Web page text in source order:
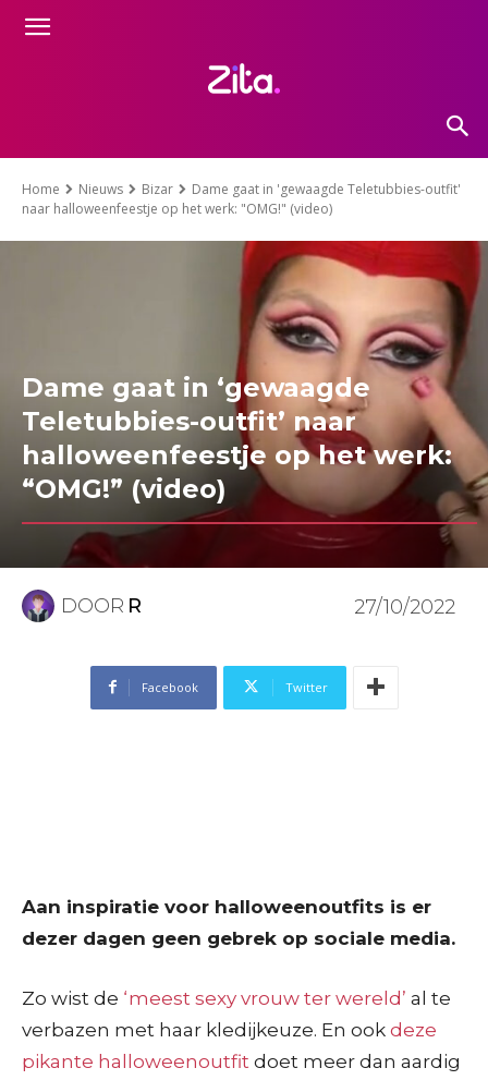
Home Nieuws Bizar
Dame gaat in 'gewaagde Teletubbies-outfit'
naar halloweenfeestje op het werk: "OMG!" (video)
Dame gaat in ‘gewaagde
Teletubbies-outfit’ naar
halloweenfeestje op het werk:
“OMG!” (video)
DOOR R 27/10/2022
Facebook Twitter
Aan inspiratie voor halloweenoutfits is er
dezer dagen geen gebrek op sociale media.
Zo wist de ‘meest sexy vrouw ter wereld’ al te
verbazen met haar kledijkeuze. En ook deze
pikante halloweenoutfit doet meer dan aardig